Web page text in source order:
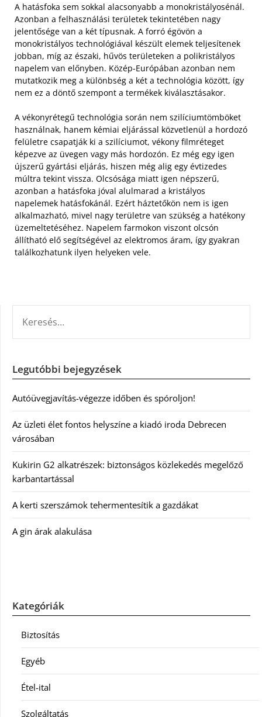
A hatásfoka sem sokkal alacsonyabb a monokristályosénál.
Azonban a felhasználási területek tekintetében nagy
jelentősége van a két típusnak. A forró égövön a
monokristályos technológiával készült elemek teljesítenek
jobban, míg az északi, hűvös területeken a polikristályos
napelem van előnyben. Közép-Európában azonban nem
mutatkozik meg a különbség a két a technológia között, így
nem ez a döntő szempont a termékek kiválasztásakor.
A vékonyrétegű technológia során nem szilíciumtömböket
használnak, hanem kémiai eljárással közvetlenül a hordozó
felületre csapatják ki a szilíciumot, vékony filmréteget
képezve az üvegen vagy más hordozón. Ez még egy igen
újszerű gyártási eljárás, hiszen még alig egy évtizedes
múltra tekint vissza. Olcsósága miatt igen népszerű,
azonban a hatásfoka jóval alulmarad a kristályos
napelemek hatásfokánál. Ezért háztetőkön nem is igen
alkalmazható, mivel nagy területre van szükség a hatékony
üzemeltetéséhez. Napelem farmokon viszont olcsón
állítható elő segítségével az elektromos áram, így gyakran
találkozhatunk ilyen helyeken vele.
Legutóbbi bejegyzések
Autóüvegjavítás-végezze időben és spóroljon!
Az üzleti élet fontos helyszíne a kiadó iroda Debrecen
városában
Kukirin G2 alkatrészek: biztonságos közlekedés megelőző
karbantartással
A kerti szerszámok tehermentesítik a gazdákat
A gin árak alakulása
Kategóriák
Biztosítás
Egyéb
Étel-ital
Szolgáltatás